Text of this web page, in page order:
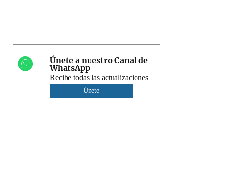
Únete a nuestro Canal de
WhatsApp
Recibe todas las actualizaciones
Únete